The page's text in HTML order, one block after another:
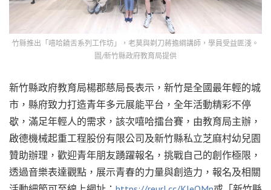
竹縣推出「嘻哈饒舌系列工作坊」，老莫與剃刀蔣擔綱講師，學員受益匪淺。
圖/新竹縣政府教育局提供
新竹縣政府教育局楊郡慈局長表示，新竹是全國最年輕的城
市，縣府致力打造青年多元展能平台，全年活動精彩不停
歇，滿足年輕人的需求，該次嘻哈擂台賽，由教育局主辦，
啟德機械起重工程股份有限公司及新竹縣私立芝麻村幼兒園
贊助辦理，歡迎青年朋友踴躍報名，挑戰自己的創作極限，
透過音樂表達觀點，展示青春的力量與創造力，報名及相關